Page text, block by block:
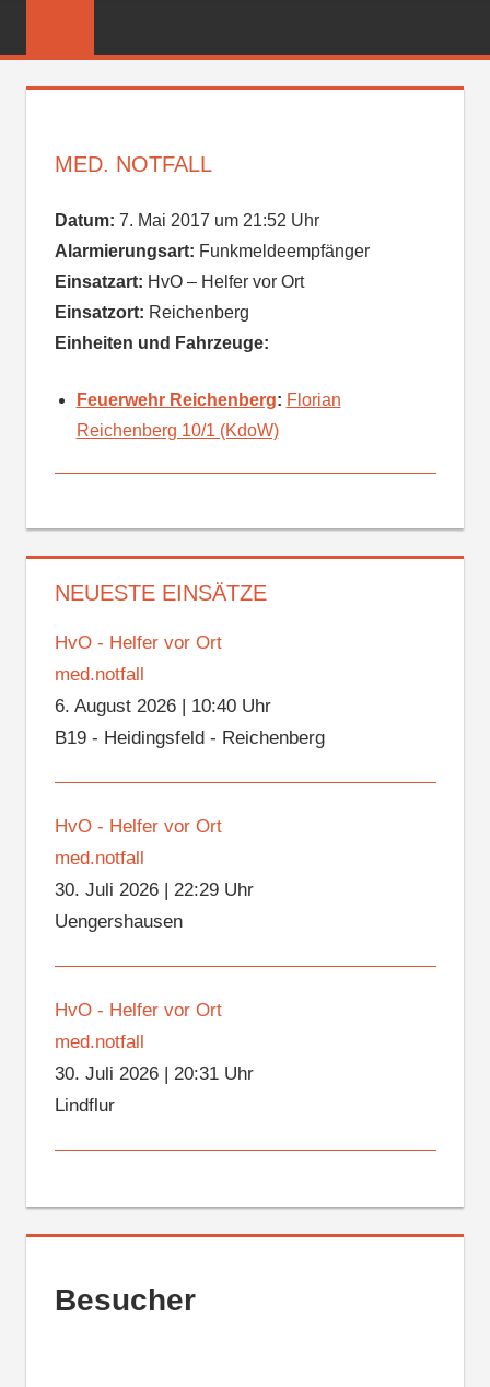
FEUERWEHR
MED. NOTFALL
Datum: 7. Mai 2017 um 21:52 Uhr
Alarmierungsart: Funkmeldeempfänger
Einsatzart: HvO – Helfer vor Ort
Einsatzort: Reichenberg
Einheiten und Fahrzeuge:
Feuerwehr Reichenberg: Florian
Reichenberg 10/1 (KdoW)
NEUESTE EINSÄTZE
HvO - Helfer vor Ort
med.notfall
6. August 2026| 10:40 Uhr
B19 - Heidingsfeld - Reichenberg
HvO - Helfer vor Ort
med.notfall
30. Juli 2026| 22:29 Uhr
Uengershausen
HvO - Helfer vor Ort
med.notfall
30. Juli 2026| 20:31 Uhr
Lindflur
Besucher